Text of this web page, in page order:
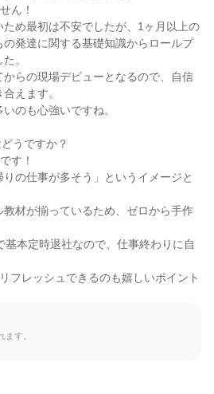
ん！
め最初は不安でしたが、1ヶ月以上の
発達に関する基礎知識からロールプ
。
らの現場デビューとなるので、自信
えます。
のも心強いですね。
うですか？
す！
の仕事が多そう」というイメージと
材が揃っているため、ゼロから手作
本定時退社なので、仕事終わりに自
フレッシュできるのも嬉しいポイント
ます。